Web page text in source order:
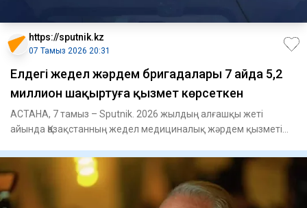
https://sputnik.kz
07 Тамыз 2026 20:31
Елдегі жедел жәрдем бригадалары 7 айда 5,2
миллион шақыртуға қызмет көрсеткен
АСТАНА, 7 тамыз – Sputnik. 2026 жылдың алғашқы жеті
айында Қазақстанның жедел медициналық жәрдем қызметі